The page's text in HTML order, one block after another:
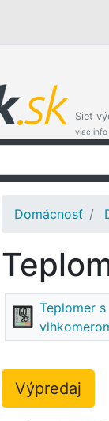
Sieť
viac info
Domácnosť
Teplomer s
Výpredaj